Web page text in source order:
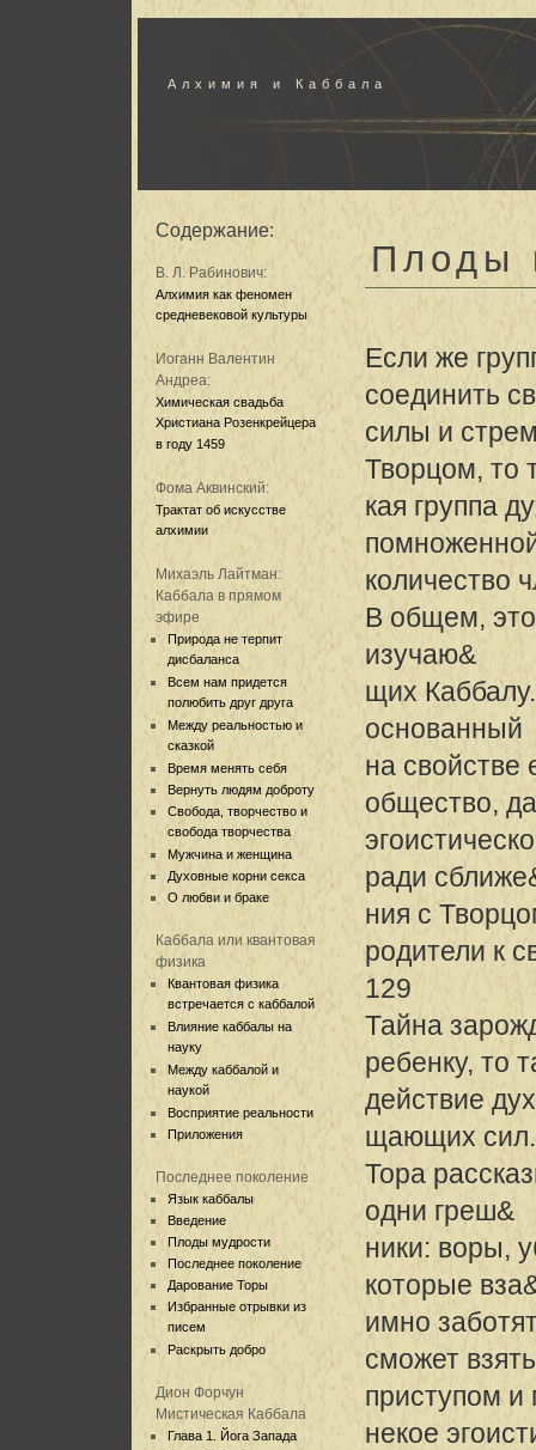
Алхимия и Каббала
Содержание:
В. Л. Рабинович:
Алхимия как феномен
средневековой культуры
Иоганн Валентин
Андреа:
Химическая свадьба
Христиана Розенкрейцера
в году 1459
Фома Аквинский:
Трактат об искусстве
алхимии
Михаэль Лайтман:
Каббала в прямом
эфире
Природа не терпит
дисбаланса
Всем нам придется
полюбить друг друга
Между реальностью и
сказкой
Время менять себя
Вернуть людям доброту
Свобода, творчество и
свобода творчества
Мужчина и женщина
Духовные корни секса
О любви и браке
Каббала или квантовая
физика
Квантовая физика
встречается с каббалой
Влияние каббалы на
науку
Между каббалой и
наукой
Восприятие реальности
Приложения
Последнее поколение
Язык каббалы
Введение
Плоды мудрости
Последнее поколение
Дарование Торы
Избранные отрывки из
писем
Раскрыть добро
Дион Форчун
Мистическая Каббала
Глава 1. Йога Запада
Плоды
Если же
соединить
силы и
Творцом, то
кая группа
количество
В общем, это
изучаю&
щих
основанный
на свойстве
общество,
ради
ния с
родители к
129
Тайна
ребенку, то
действие
щающих сил.
Тора
одни греш&
ники: воры,
которые
имно
сможет взять
приступом и
некое